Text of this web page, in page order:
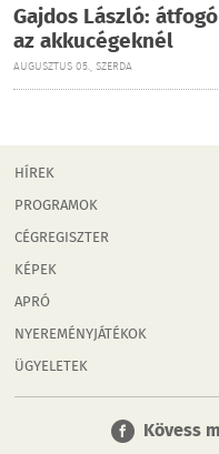
Gajdos László:
az akkucégeknél
AUGUSZTUS 05., SZERDA
HÍREK
PROGRAMOK
CÉGREGISZTER
KÉPEK
APRÓ
NYEREMÉNYJÁTÉKOK
ÜGYELETEK
Kövess